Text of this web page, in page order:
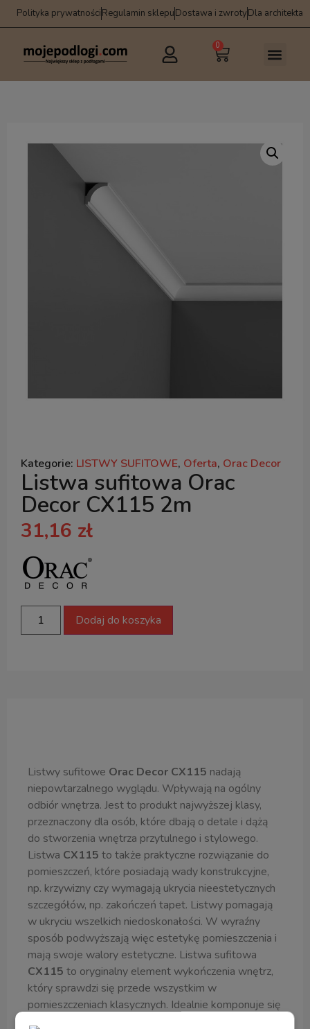
Polityka prywatnościRegulamin sklepuDostawa i zwrotyDla architekta
0
Kategorie: LISTWY SUFITOWE, Oferta, Orac Decor
Listwa sufitowa Orac
Decor CX115 2m
31,16 zł
Dodaj do koszyka
Listwy sufitowe Orac Decor CX115 nadają
niepowtarzalnego wyglądu. Wpływają na ogólny
odbiór wnętrza. Jest to produkt najwyższej klasy,
przeznaczony dla osób, które dbają o detale i dążą
do stworzenia wnętrza przytulnego i stylowego.
Listwa CX115 to także praktyczne rozwiązanie do
pomieszczeń, które posiadają wady konstrukcyjne,
np. krzywizny czy wymagają ukrycia nieestetycznych
szczegółów, np. zakończeń tapet. Listwy pomagają
w ukryciu wszelkich niedoskonałości. W wyraźny
sposób podwyższają więc estetykę pomieszczenia i
mają swoje walory estetyczne. Listwa sufitowa
CX115 to oryginalny element wykończenia wnętrz,
który sprawdzi się przede wszystkim w
pomieszczeniach klasycznych. Idealnie komponuje się